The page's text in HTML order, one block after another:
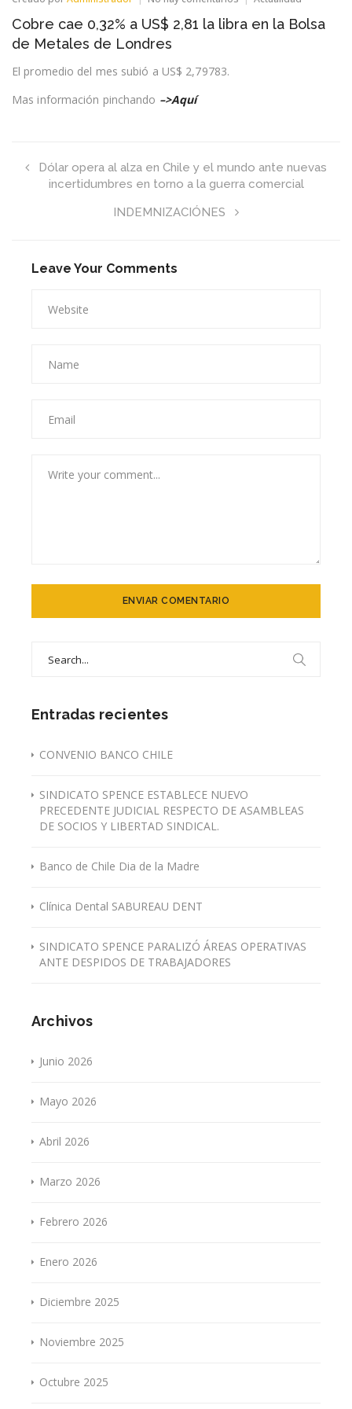
cae
Metales
de
Cobre cae 0,32% a US$ 2,81 la libra en la Bolsa
de Metales de Londres
El promedio del mes subió a US$ 2,79783.
Mas información pinchando –>Aquí
Dólar opera al alza en Chile y el mundo ante nuevas
incertidumbres en torno a la guerra comercial
INDEMNIZACIÓNES
Leave Your Comments
Entradas recientes
CONVENIO BANCO CHILE
SINDICATO SPENCE ESTABLECE NUEVO
PRECEDENTE JUDICIAL RESPECTO DE ASAMBLEAS
DE SOCIOS Y LIBERTAD SINDICAL.
Banco de Chile Dia de la Madre
Clínica Dental SABUREAU DENT
SINDICATO SPENCE PARALIZÓ ÁREAS OPERATIVAS
ANTE DESPIDOS DE TRABAJADORES
Archivos
Junio 2026
Mayo 2026
Abril 2026
Marzo 2026
Febrero 2026
Enero 2026
Diciembre 2025
Noviembre 2025
Octubre 2025